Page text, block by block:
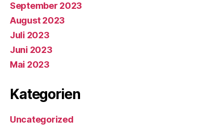
September 2023
August 2023
Juli 2023
Juni 2023
Mai 2023
Kategorien
Uncategorized